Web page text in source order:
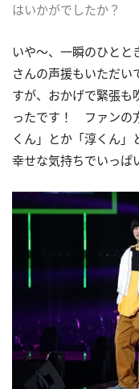
はいかがでしたか？
いや～、一瞬のひとと
さんの声援もいただい
すが、おかげで緊張も
ったです！ ファンの
くん」とか「淳くん」
幸せな気持ちでいっぱ